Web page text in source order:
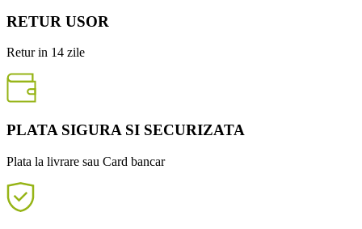
RETUR USOR
Retur in 14 zile
PLATA SIGURA SI SECURIZATA
Plata la livrare sau Card bancar